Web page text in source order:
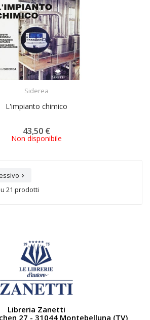
Siderea
L'impianto chimico
43,50 €
Non disponibile

21 prodotti
Libreria Zanetti
27 - 31044 Montebelluna (TV)